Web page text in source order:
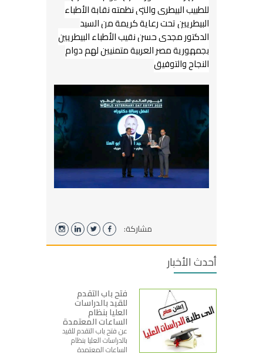
للطبيب البيطري والتي نظمته نقابة الأطباء
البيطريين تحت رعاية كريمة من السيد
الدكتور مجدي حسن نقيب الأطباء البيطريين
بجمهورية مصر العربية متمنيين لهم دوام
النجاح والتوفيق
مشاركة:
أحدث الأخبار
فتح باب التقدم
للقيد بالدراسات
العليا بنظام
الساعات المعتمدة
عن فتح باب التقدم للقيد
بالدراسات العليا بنظام
الساعات المعتمدة